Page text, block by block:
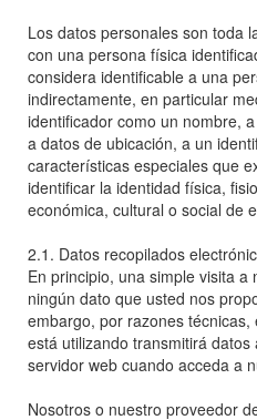
Los datos personales son toda
con una persona física
considera identificable a una
indirectamente, en particular
identificador como un nombre,
a datos de ubicación, a un
características especiales que
identificar la identidad física,
económica, cultural o social de
2.1. Datos recopilados
En principio, una simple visita
ningún dato que usted nos
embargo, por razones
está utilizando transmitirá
servidor web cuando acceda a
Nosotros o nuestro proveedor